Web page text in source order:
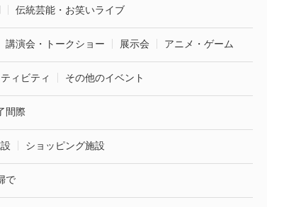
伝統芸能・お笑いライブ
講演会・トークショー 展示会 アニメ・ゲーム
ィビティ その他のイベント
間際
ショッピング施設
で